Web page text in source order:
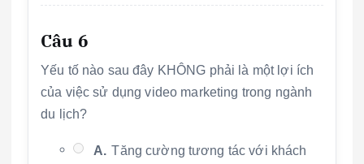
Câu 6
Yếu tố nào sau đây KHÔNG phải là một lợi ích
của việc sử dụng video marketing trong ngành
du lịch?
A. Tăng cường tương tác với khách